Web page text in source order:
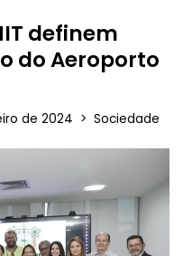
definem
do Aeroporto
de 2024 Sociedade